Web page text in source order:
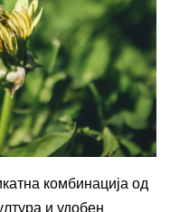
комбинација од
и удобен